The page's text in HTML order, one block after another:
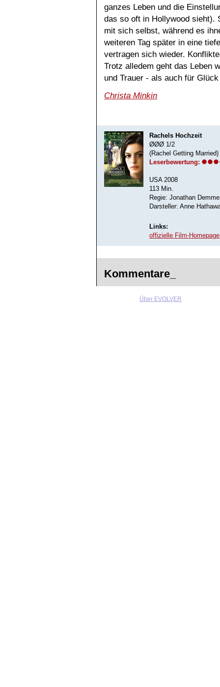
ganzes Leben und die
das so oft in Hollywood sieht).
mit sich selbst, während es
weiteren Tag später in eine
vertragen sich wieder.
Trotz alledem geht das Leben
und Trauer - als auch für
Christa Minkin
Rachels Hochzeit
ØØØ 1/2
(Rachel Getting Married)
Leserbewertung:
USA 2008
113 Min.
Regie: Jonathan Demme
Darsteller: Anne
Links:
offizielle Film-Homepage
Kommentare_
Über EVOLVER